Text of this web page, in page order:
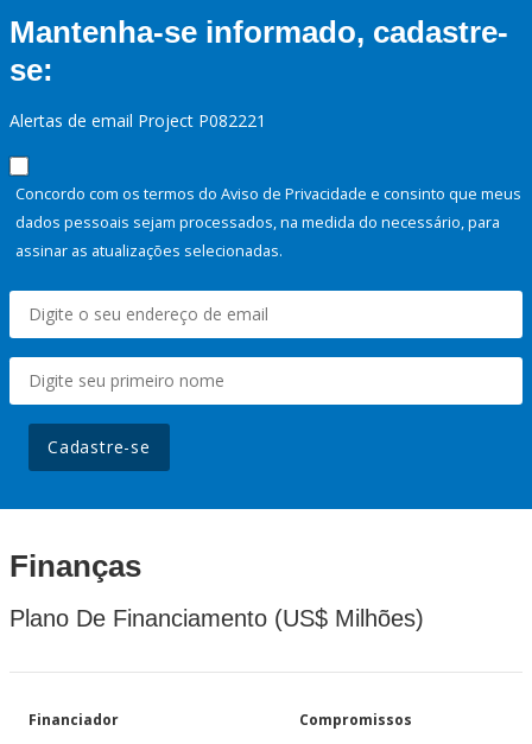
Mantenha-se informado, cadastre-
se:
Alertas de email Project P082221
Concordo com os termos do Aviso de Privacidade e consinto que meus
dados pessoais sejam processados, na medida do necessário, para
assinar as atualizações selecionadas.
Cadastre-se
Finanças
Plano De Financiamento (US$ Milhões)
Financiador Compromissos